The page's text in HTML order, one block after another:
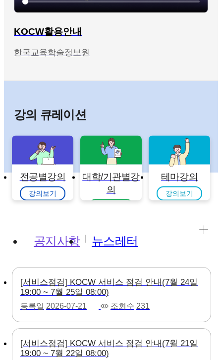
KOCW활용안내
한국교육학술정보원
강의 큐레이션
전공별강의
강의보기
대학/기관별강
의
테마강의
강의보기
공지사항 뉴스레터
[서비스점검] KOCW 서비스 점검 안내(7월 24일
19:00 ~ 7월 25일 08:00)
등록일 2026-07-21 조회수 231
[서비스점검] KOCW 서비스 점검 안내(7월 21일
19:00 ~ 7월 22일 08:00)